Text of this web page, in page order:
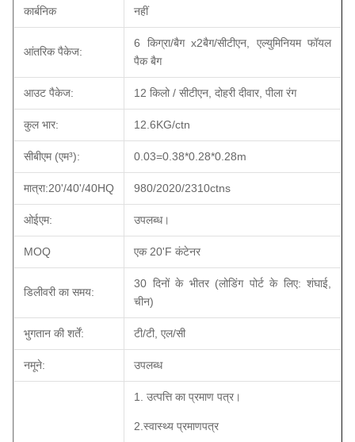
कार्बनिक नहीं
आंतरिक पैकेज:
6 किग्रा/बैग x2बैग/सीटीएन, एल्युमिनियम फॉयल
पैक बैग
आउट पैकेज: 12 किलो / सीटीएन, दोहरी दीवार, पीला रंग
कुल भार: 12.6KG/ctn
सीबीएम (एम³): 0.03=0.38*0.28*0.28m
मात्रा:20'/40'/40HQ 980/2020/2310ctns
ओईएम: उपलब्ध।
MOQ एक 20'F कंटेनर
डिलीवरी का समय:
30 दिनों के भीतर (लोडिंग पोर्ट के लिए: शंघाई,
चीन)
भुगतान की शर्तें: टी/टी, एल/सी
नमूने: उपलब्ध
1. उत्पत्ति का प्रमाण पत्र।
2.स्वास्थ्य प्रमाणपत्र